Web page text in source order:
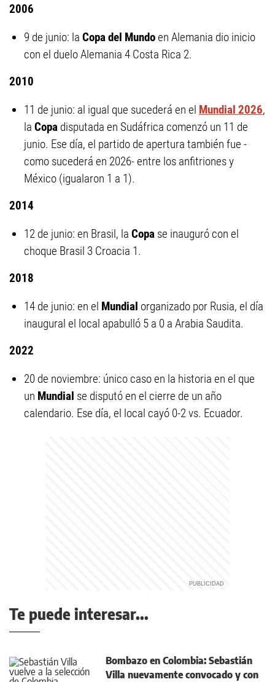
2006
9 de junio: la Copa del Mundoen Alemania dio inicio
con el duelo Alemania 4 Costa Rica 2.
2010
11 de junio: al igual que sucederá en el Mundial 2026,
la Copa disputada en Sudáfrica comenzó un 11 de
junio. Ese día, el partido de apertura también fue -
como sucederá en 2026- entre los anfitriones y
México (igualaron 1 a 1).
2014
12 de junio: en Brasil, la Copa se inauguró con el
choque Brasil 3 Croacia 1.
2018
14 de junio: en el Mundial organizado por Rusia, el día
inaugural el local apabulló 5 a 0 a Arabia Saudita.
2022
20 de noviembre: único caso en la historia en el que
un Mundial se disputó en el cierre de un año
calendario. Ese día, el local cayó 0-2 vs. Ecuador.
Te puede interesar...
Bombazo en Colombia: Sebastián
Villa nuevamente convocado y con